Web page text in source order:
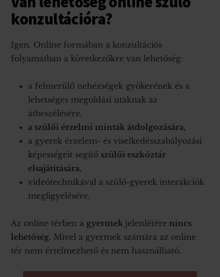
konzultációra?
Igen. Online formában a konzultációs
folyamatban a következőkre van lehetőség:
a felmerülő nehézségek gyökerének és a
lehetséges megoldási utaknak az
átbeszélésére,
a szülői érzelmi minták átdolgozására,
a gyerek érzelem- és viselkedésszabályozási
képességeit segítő szülői eszköztár
elsajátítására,
videótechnikával a szülő-gyerek interakciók
megfigyelésére.
Az online térben a gyermek jelenlétére nincs
lehetőség. Mivel a gyermek számára az online
tér nem értelmezhető és nem használható.
Töltsd le most
ingyen!
A harmonikus anya-gyerek kapcsolatról és